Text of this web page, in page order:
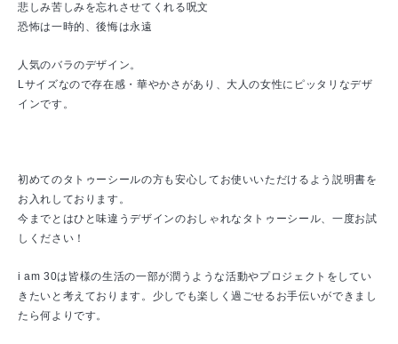
悲しみ苦しみを忘れさせてくれる呪文
恐怖は一時的、後悔は永遠
人気のバラのデザイン。
Lサイズなので存在感・華やかさがあり、大人の女性にピッタリなデザ
インです。
初めてのタトゥーシールの方も安心してお使いいただけるよう説明書を
お入れしております。
今までとはひと味違うデザインのおしゃれなタトゥーシール、一度お試
しください！
i am 30は皆様の生活の一部が潤うような活動やプロジェクトをしてい
きたいと考えております。少しでも楽しく過ごせるお手伝いができまし
たら何よりです。